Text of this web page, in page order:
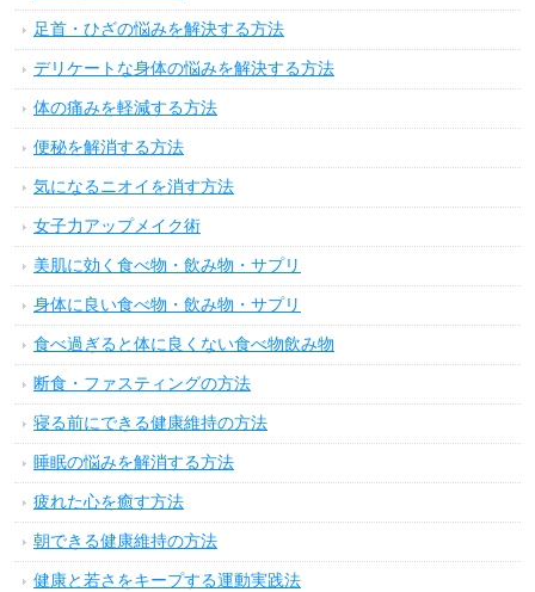
足首・ひざの悩みを解決する方法
デリケートな身体の悩みを解決する方法
体の痛みを軽減する方法
便秘を解消する方法
気になるニオイを消す方法
女子力アップメイク術
美肌に効く食べ物・飲み物・サプリ
身体に良い食べ物・飲み物・サプリ
食べ過ぎると体に良くない食べ物飲み物
断食・ファスティングの方法
寝る前にできる健康維持の方法
睡眠の悩みを解消する方法
疲れた心を癒す方法
朝できる健康維持の方法
健康と若さをキープする運動実践法